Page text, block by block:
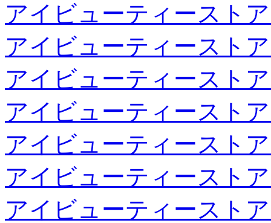
アイビューティースト
アイビューティースト
アイビューティースト
アイビューティースト
アイビューティースト
アイビューティースト
アイビューティースト